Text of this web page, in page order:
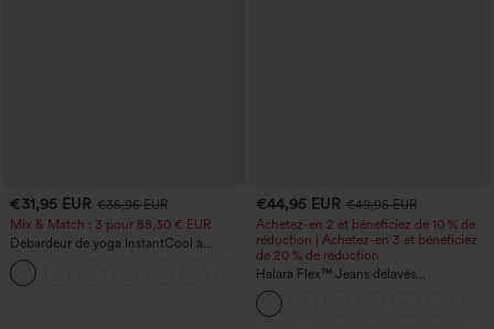
€31,95 EUR €35,95 EUR
Mix & Match : 3 pour 88,30 € EUR
Débardeur de yoga InstantCool à
encolure en U et ourlet arrondi –
UPF50+
€44,95 EUR €49,95 EUR
Achetez-en 2 et bénéficiez de 10 % de
réduction | Achetez-en 3 et bénéficiez
de 20 % de réduction
Halara Flex™ Jeans délavés
décontractés, coupe baggy à jambe
large, taille basse asymétrique, poches
zippées